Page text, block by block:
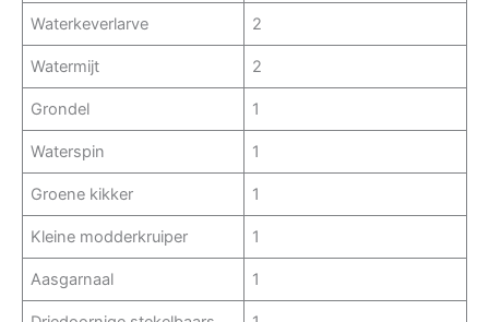
Waterkeverlarve 2
Watermijt 2
Grondel 1
Waterspin 1
Groene kikker 1
Kleine modderkruiper 1
Aasgarnaal 1